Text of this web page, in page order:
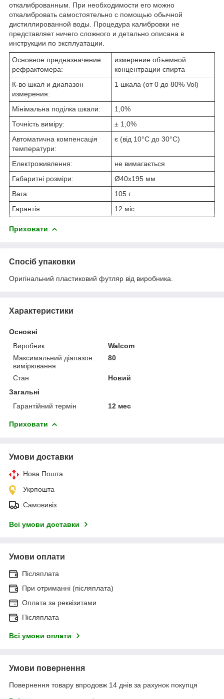
откалиброванным. При необходимости его можно
откалибровать самостоятельно с помощью обычной
дистиллированной воды. Процедура калибровки не
представляет ничего сложного и детально описана в
инструкции по эксплуатации.
Основное предназначение
рефрактомера:
измерение объемной
концентрации спирта
К-во шкал и диапазон
измерения:
1 шкала (от 0 до 80% Vol)
Мінімальна поділка шкали:
1,0%
Точність виміру:
± 1,0%
Автоматична компенсація
температури:
є (від 10°С до 30°С)
Електроживлення:
не вимагається
Габаритні розміри:
Ø40x195 мм
Вага:
105 г
Гарантія:
12 міс.
Приховати
Спосіб упаковки
Оригінальний пластиковий футляр від виробника.
Характеристики
Основні
Виробник
Walcom
Максимальний діапазон
вимірювання
80
Стан
Новий
Загальні
Гарантійний термін
12 мес
Приховати
Умови доставки
Нова Пошта
Укрпошта
Самовивіз
Всі умови доставки
Умови оплати
Післяплата
При отриманні (післяплата)
Оплата за реквізитами
Післяплата
Всі умови оплати
Умови повернення
Повернення товару впродовж 14 днів за рахунок покупця